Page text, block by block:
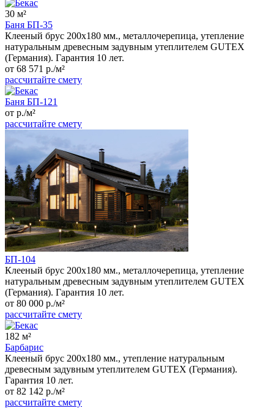
30 м²
Баня БП-35
Клееный брус 200x180 мм., металлочерепица, утепление
натуральным древесным задувным утеплителем GUTEX
(Германия). Гарантия 10 лет.
от 68 571 р./м²
рассчитайте смету
Баня БП-121
от р./м²
рассчитайте смету
БП-104
Клееный брус 200x180 мм., металлочерепица, утепление
натуральным древесным задувным утеплителем GUTEX
(Германия). Гарантия 10 лет.
от 80 000 р./м²
рассчитайте смету
182 м²
Барбарис
Клееный брус 200x180 мм., утепление натуральным
древесным задувным утеплителем GUTEX (Германия).
Гарантия 10 лет.
от 82 142 р./м²
рассчитайте смету